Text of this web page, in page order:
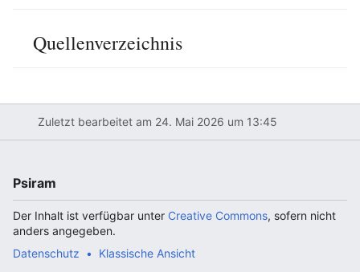
Quellenverzeichnis
Zuletzt bearbeitet am 24. Mai 2026 um 13:45
Psiram
Der Inhalt ist verfügbar unter Creative Commons, sofern nicht
anders angegeben.
Datenschutz
Klassische Ansicht